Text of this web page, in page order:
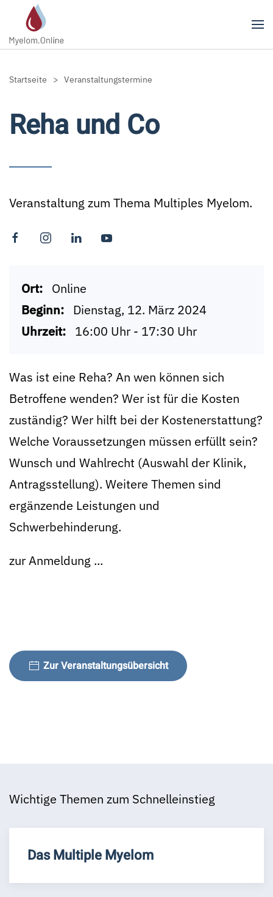
Zum Hauptinhalt springen
Startseite Veranstaltungstermine
Reha und Co
Veranstaltung zum Thema Multiples Myelom.
Ort: Online
Beginn: Dienstag, 12. März 2024
Uhrzeit: 16:00 Uhr - 17:30 Uhr
Was ist eine Reha? An wen können sich
Betroffene wenden? Wer ist für die Kosten
zuständig? Wer hilft bei der Kostenerstattung?
Welche Voraussetzungen müssen erfüllt sein?
Wunsch und Wahlrecht (Auswahl der Klinik,
Antragsstellung). Weitere Themen sind
ergänzende Leistungen und
Schwerbehinderung.
zur Anmeldung ...
Zur Veranstaltungsübersicht
Wichtige Themen zum Schnelleinstieg
Das Multiple Myelom